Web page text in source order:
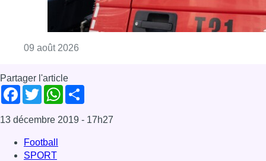
09 août 2026
Partager l'article
Facebook
TwitterWhatsApp
13 décembre 2019 - 17h27
Football
SPORT